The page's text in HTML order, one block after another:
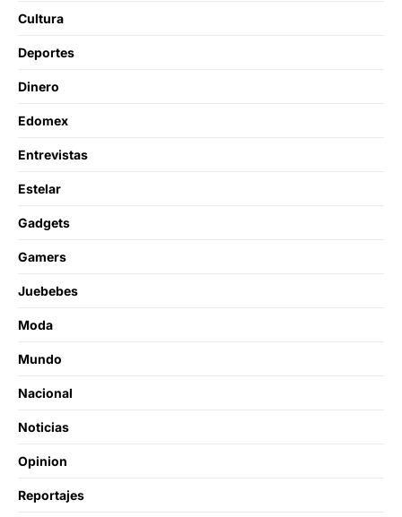
Cultura
Deportes
Dinero
Edomex
Entrevistas
Estelar
Gadgets
Gamers
Juebebes
Moda
Mundo
Nacional
Noticias
Opinion
Reportajes